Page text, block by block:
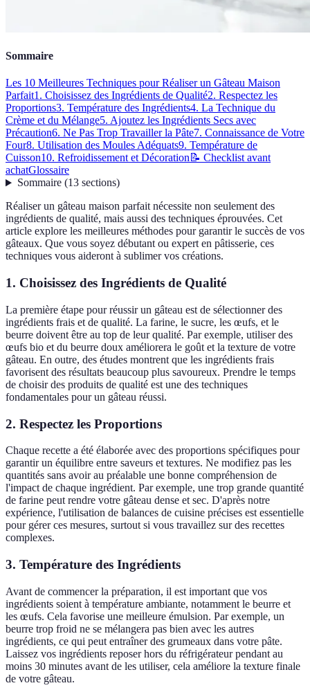
Sommaire
Les 10 Meilleures Techniques pour Réaliser un Gâteau Maison
Parfait1. Choisissez des Ingrédients de Qualité2. Respectez les
Proportions3. Température des Ingrédients4. La Technique du
Crème et du Mélange5. Ajoutez les Ingrédients Secs avec
Précaution6. Ne Pas Trop Travailler la Pâte7. Connaissance de Votre
Four8. Utilisation des Moules Adéquats9. Température de
Cuisson10. Refroidissement et Décoration📝 Checklist avant
achatGlossaire
Sommaire(13 sections)
Réaliser un gâteau maison parfait nécessite non seulement des
ingrédients de qualité, mais aussi des techniques éprouvées. Cet
article explore les meilleures méthodes pour garantir le succès de vos
gâteaux. Que vous soyez débutant ou expert en pâtisserie, ces
techniques vous aideront à sublimer vos créations.
1. Choisissez des Ingrédients de Qualité
La première étape pour réussir un gâteau est de sélectionner des
ingrédients frais et de qualité. La farine, le sucre, les œufs, et le
beurre doivent être au top de leur qualité. Par exemple, utiliser des
œufs bio et du beurre doux améliorera le goût et la texture de votre
gâteau. En outre, des études montrent que les ingrédients frais
favorisent des résultats beaucoup plus savoureux. Prendre le temps
de choisir des produits de qualité est une des techniques
fondamentales pour un gâteau réussi.
2. Respectez les Proportions
Chaque recette a été élaborée avec des proportions spécifiques pour
garantir un équilibre entre saveurs et textures. Ne modifiez pas les
quantités sans avoir au préalable une bonne compréhension de
l'impact de chaque ingrédient. Par exemple, une trop grande quantité
de farine peut rendre votre gâteau dense et sec. D'après notre
expérience, l'utilisation de balances de cuisine précises est essentielle
pour gérer ces mesures, surtout si vous travaillez sur des recettes
complexes.
3. Température des Ingrédients
Avant de commencer la préparation, il est important que vos
ingrédients soient à température ambiante, notamment le beurre et
les œufs. Cela favorise une meilleure émulsion. Par exemple, un
beurre trop froid ne se mélangera pas bien avec les autres
ingrédients, ce qui peut entraîner des grumeaux dans votre pâte.
Laissez vos ingrédients reposer hors du réfrigérateur pendant au
moins 30 minutes avant de les utiliser, cela améliore la texture finale
de votre gâteau.